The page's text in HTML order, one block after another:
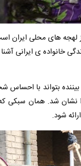
لهجه های محلی ایران
خانواده ی ایرانی
بتواند با احساس
شود.